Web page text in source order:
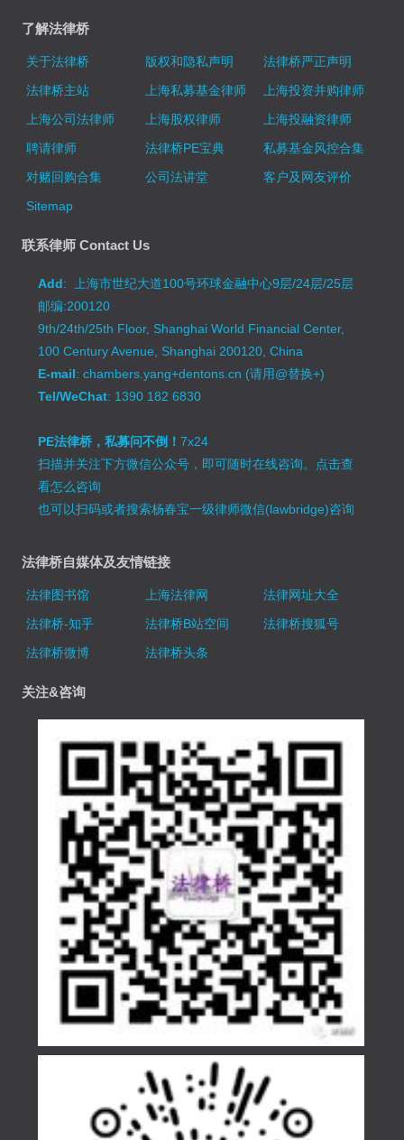
了解法律桥
关于法律桥 版权和隐私声明
法律桥严正声明
法律桥主站
上海私募基金律师
上海投资并购律师
上海公司法律师
上海股权律师
上海投融资律师
聘请律师
法律桥PE宝典
私募基金风控合集
对赌回购合集
公司法讲堂
客户及网友评价
Sitemap
联系律师 Contact Us
Add: 上海市世纪大道100号环球金融中心9层/24层/25层
邮编:200120
9th/24th/25th Floor, Shanghai World Financial Center,
100 Century Avenue, Shanghai 200120, China
E-mail: chambers.yang+dentons.cn (请用@替换+)
Tel/WeChat: 1390 182 6830
PE法律桥，私募问不倒！7x24
扫描并关注下方微信公众号，即可随时在线咨询。 点击查
看怎么咨询
也可以扫码或者搜索杨春宝一级律师微信(lawbridge)咨询
法律桥自媒体及友情链接
法律图书馆 上海法律网
法律网址大全
法律桥-知乎
法律桥B站空间
法律桥搜狐号
法律桥微博
法律桥头条
关注&咨询